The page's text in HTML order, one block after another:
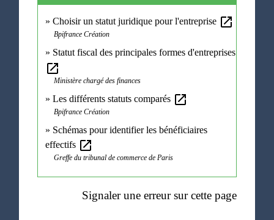
Choisir un statut juridique pour l'entreprise open_in_new
Bpifrance Création
Statut fiscal des principales formes d'entreprises
open_in_new
Ministère chargé des finances
Les différents statuts comparés open_in_new
Bpifrance Création
Schémas pour identifier les bénéficiaires
effectifs open_in_new
Greffe du tribunal de commerce de Paris
Signaler une erreur sur cette page